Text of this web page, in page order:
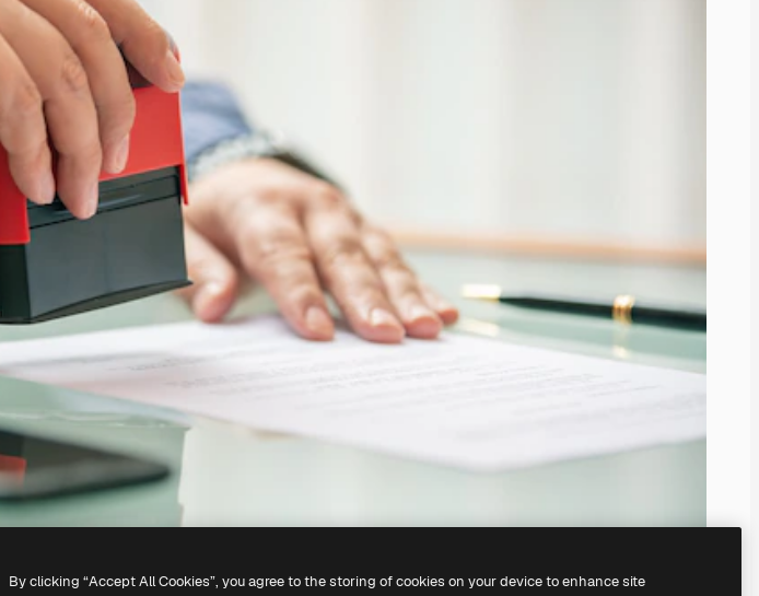
By clicking “Accept All Cookies”, you agree to the storing of cookies on your device to enhance site